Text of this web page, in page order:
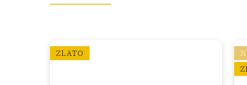
ZLATO